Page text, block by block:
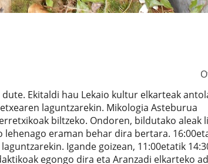
Ekitaldi hau Lekaio kultur elkarteak
laguntzarekin. Mikologia Asteburua
biltzeko. Ondoren, bildutako aleak
eraman behar dira bertara.
Igande goizean, 11:00etatik
egongo dira eta Aranzadi elkarteko